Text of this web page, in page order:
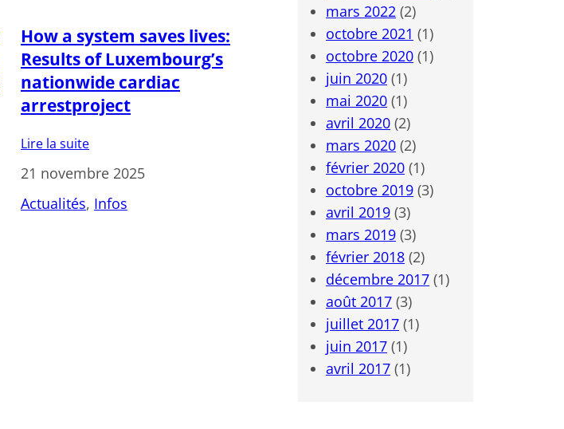
How a system saves lives:
Results of Luxembourg’s
nationwide cardiac
arrestproject
Lire la suite
21 novembre 2025
Actualités, Infos
mars 2022 (2)
octobre 2021 (1)
octobre 2020 (1)
juin 2020 (1)
mai 2020 (1)
avril 2020 (2)
mars 2020 (2)
février 2020 (1)
octobre 2019 (3)
avril 2019 (3)
mars 2019 (3)
février 2018 (2)
décembre 2017 (1)
août 2017 (3)
juillet 2017 (1)
juin 2017 (1)
avril 2017 (1)